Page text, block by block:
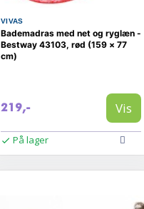
VIVAS
Bademadras med net og ryglæn -
Bestway 43103, rød (159 × 77
cm)
219,- Vis
På lager